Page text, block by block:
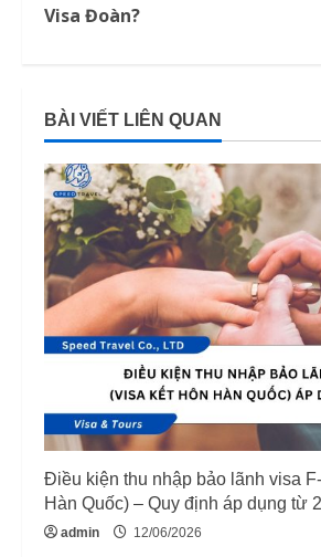
u
e
R
e
a
d
i
n
g
Visa Đoàn?
BÀI VIẾT LIÊN QUAN
Điều kiện thu nhập bảo lãnh visa
Hàn Quốc) – Quy định áp dụng từ
admin 12/06/2026